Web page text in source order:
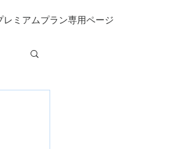
レミアムプラン専用ページ